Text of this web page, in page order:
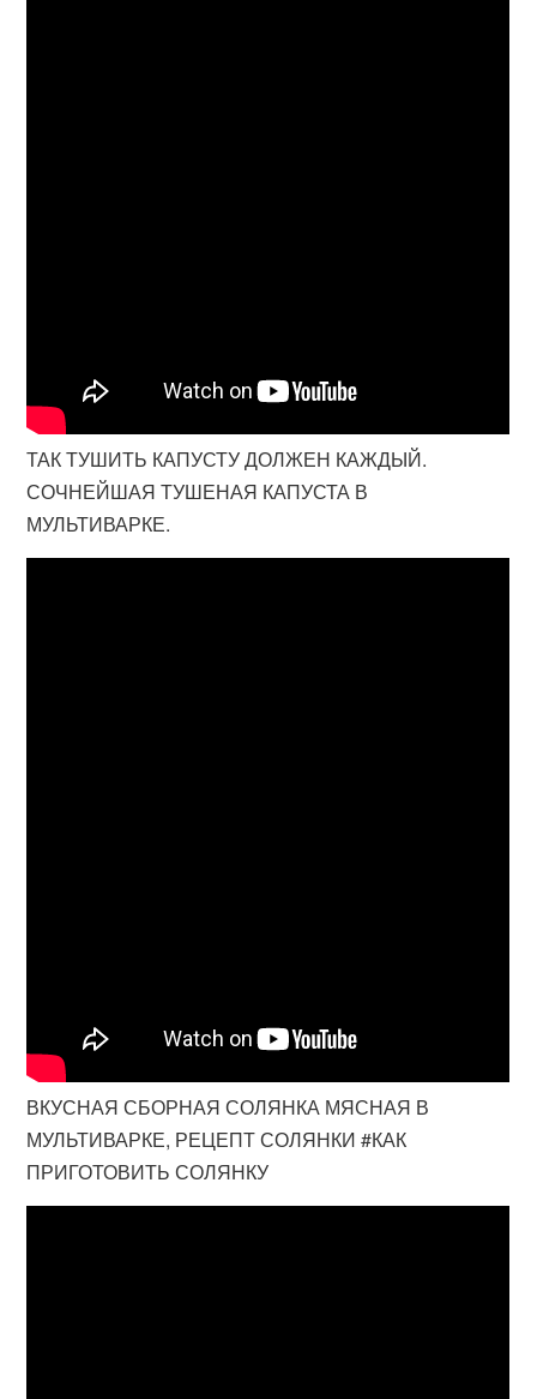
ТАК ТУШИТЬ КАПУСТУ ДОЛЖЕН КАЖДЫЙ.
СОЧНЕЙШАЯ ТУШЕНАЯ КАПУСТА В
МУЛЬТИВАРКЕ.
ВКУСНАЯ СБОРНАЯ СОЛЯНКА МЯСНАЯ В
МУЛЬТИВАРКЕ, РЕЦЕПТ СОЛЯНКИ #КАК
ПРИГОТОВИТЬ СОЛЯНКУ